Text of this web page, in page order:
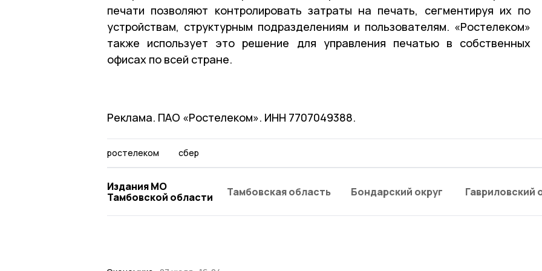
печати позволяют контролировать затраты на печать, сегментируя их по
устройствам, структурным подразделениям и пользователям. «Ростелеком»
также использует это решение для управления печатью в собственных
офисах по всей стране.
Реклама. ПАО «Ростелеком». ИНН 7707049388.
ростелеком сбер
Издания МО
Тамбовской области
Тамбовская область Бондарский округ Гавриловский